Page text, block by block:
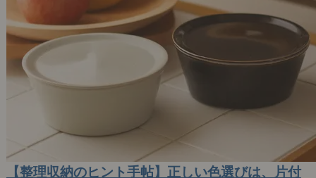
【整理収納のヒント手帖】正しい色選びは、片付